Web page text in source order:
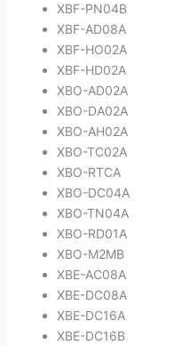
XBF-PN04B
XBF-AD08A
XBF-HO02A
XBF-HD02A
XBO-AD02A
XBO-DA02A
XBO-AH02A
XBO-TC02A
XBO-RTCA
XBO-DC04A
XBO-TN04A
XBO-RD01A
XBO-M2MB
XBE-AC08A
XBE-DC08A
XBE-DC16A
XBE-DC16B